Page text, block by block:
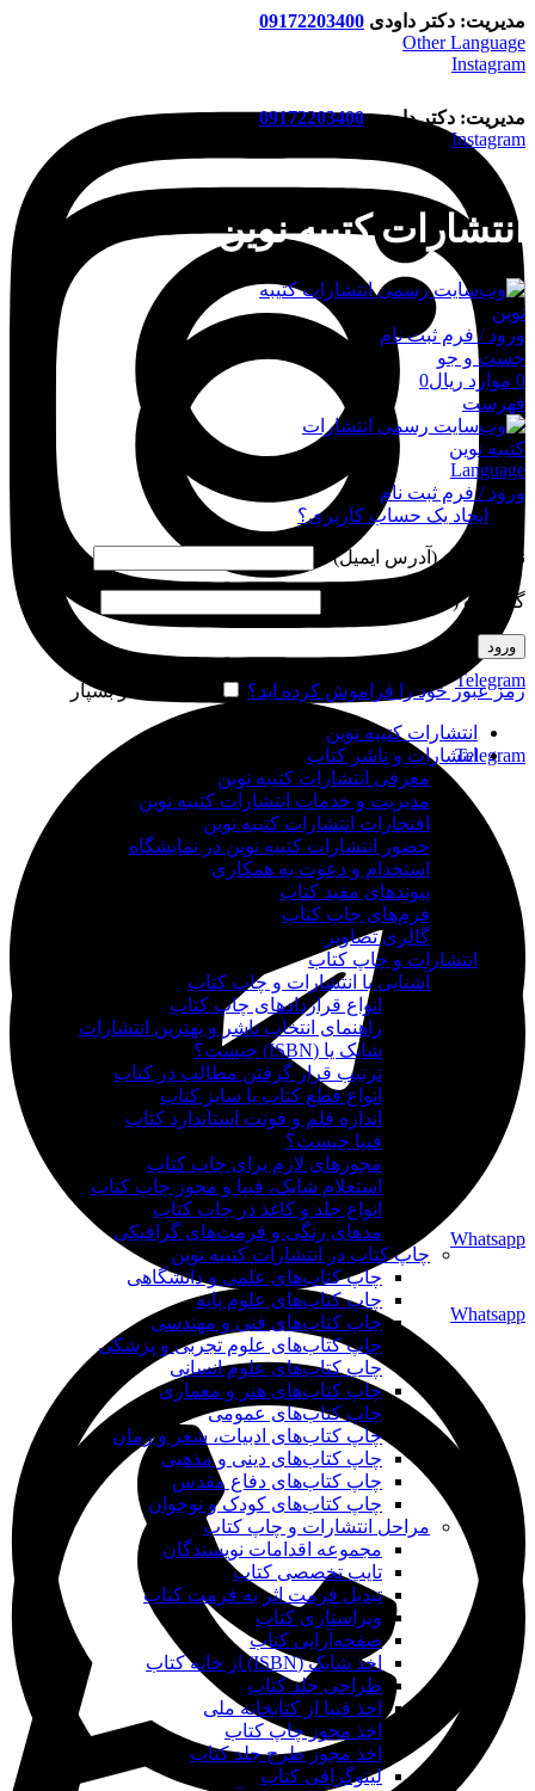
مدیریت: دکتر داودی 09172203400
Other Language
Instagram
Telegram
Whatsapp
مدیریت: دکتر داودی09172203400
Instagram
Telegram
Whatsapp
انتشارات کتیبه نوین
ورود / فرم ثبت نام
جست و جو
0 موارد ریال0
فهرست
Language
ورود / فرم ثبت نام
ورود
ایجاد یک حساب کاربری؟
نام کاربری (آدرس ایمیل)
گذرواژه (شماره موبایل)
ورود
رمز عبور خود را فراموش کرده اید؟ مرا به خاطر بسپار
انتشارات کتیبه نوین
انتشارات و ناشر کتاب
معرفی انتشارات کتیبه نوین
مدیریت و خدمات انتشارات کتیبه نوین
افتخارات انتشارات کتیبه نوین
حضور انتشارات کتیبه نوین در نمایشگاه‌
استخدام و دعوت به همکاری
پیوندهای مفید کتاب
فرم‌های چاپ کتاب
گالری تصاویر
انتشارات و چاپ کتاب
آشنایی با انتشارات و چاپ کتاب
انواع قراردادهای چاپ کتاب
راهنمای انتخاب ناشر و بهترین انتشارات
شابک یا (ISBN) چیست؟
ترتیب قرار گرفتن مطالب در کتاب
انواع قطع کتاب یا سایز کتاب
اندازه قلم و فونت استاندارد کتاب
فیپا چیست؟
مجوزهای لازم برای چاپ کتاب
استعلام شابک، فیپا و مجوز چاپ کتاب
انواع جلد و کاغذ در چاپ کتاب
مدهای رنگی و فرمت‌های گرافیکی
چاپ کتاب در انتشارات کتیبه نوین
چاپ کتاب‌های علمی و دانشگاهی
چاپ کتاب‌های علوم پایه
چاپ کتاب‌های فنی و مهندسی
چاپ کتاب‌های علوم تجربی و پزشکی
چاپ کتاب‌های علوم انسانی
چاپ کتاب‌های هنر و معماری
چاپ کتاب‌های عمومی
چاپ کتاب‌های ادبیات، شعر و رمان
چاپ کتاب‌های دینی و مذهبی
چاپ کتاب‌های دفاع مقدس
چاپ کتاب‌های کودک و نوجوان
مراحل انتشارات و چاپ کتاب
مجموعه اقدامات نویسندگان
تایپ تخصصی کتاب
تبدیل فرمت اثر به فرمت کتاب
ویراستاری کتاب
صفحه‌آرایی کتاب
اخذ شابک (ISBN) از خانه کتاب
طراحی جلد کتاب
اخذ فیپا از کتابخانه ملی
اخذ مجوز چاپ کتاب
اخذ مجوز طرح جلد کتاب
لیتوگرافی کتاب